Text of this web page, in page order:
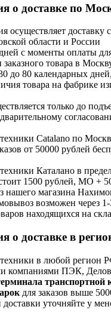
о доставке по
осуществляет доставку
области и России
с моменты оплаты
товара в
до 80 календарных
товара на фабрике
только до
Catalano по
от 50000 рублей
Каталано в
1500 рублей, МО +
нашего магазина
возможен через
находящихся на
о доставке в
в любой регион
компаниями ПЭК,
для заказов выше
уточняйте у